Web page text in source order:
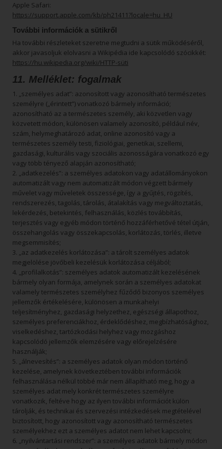
Apple Safari:
https://support.apple.com/kb/ph21411?locale=hu_HU
További információk a sütikről
Ha további részleteket szeretne megtudni a sütik működéséről,
akkor javasoljuk elolvasni a Wikipédia ide kapcsolódó szócikkét:
https://hu.wikipedia.org/wiki/HTTP-süti
11. Melléklet: fogalmak
1. „személyes adat”: azonosított vagy azonosítható természetes
személyre („érintett”) vonatkozó bármely információ;
azonosítható az a természetes személy, aki közvetlen vagy
közvetett módon, különösen valamely azonosító, például név,
szám, helymeghatározó adat, online azonosító vagy a
természetes személy testi, fiziológiai, genetikai, szellemi,
gazdasági, kulturális vagy szociális azonosságára vonatkozó egy
vagy több tényező alapján azonosítható;
2. „adatkezelés”: a személyes adatokon vagy adatállományokon
automatizált vagy nem automatizált módon végzett bármely
művelet vagy műveletek összessége, így a gyűjtés, rögzítés,
rendszerezés, tagolás, tárolás, átalakítás vagy megváltoztatás,
lekérdezés, betekintés, felhasználás, közlés továbbítás,
terjesztés vagy egyéb módon történő hozzáférhetővé tétel útján,
összehangolás vagy összekapcsolás, korlátozás, törlés, illetve
megsemmisítés;
3. „az adatkezelés korlátozása”: a tárolt személyes adatok
megjelölése jövőbeli kezelésük korlátozása céljából;
4. „profilalkotás”: személyes adatok automatizált kezelésének
bármely olyan formája, amelynek során a személyes adatokat
valamely természetes személyhez fűződő bizonyos személyes
jellemzők értékelésére, különösen a munkahelyi
teljesítményhez, gazdasági helyzethez, egészségi állapothoz,
személyes preferenciákhoz, érdeklődéshez, megbízhatósághoz,
viselkedéshez, tartózkodási helyhez vagy mozgáshoz
kapcsolódó jellemzők elemzésére vagy előrejelzésére
használják;
5. „álnevesítés”: a személyes adatok olyan módon történő
kezelése, amelynek következtében további információk
felhasználása nélkül többé már nem állapítható meg, hogy a
személyes adat mely konkrét természetes személyre
vonatkozik, feltéve hogy az ilyen további információt külön
tárolják, és technikai és szervezési intézkedések megtételével
biztosított, hogy azonosított vagy azonosítható természetes
személyekhez ezt a személyes adatot nem lehet kapcsolni;
6. „nyilvántartási rendszer”: a személyes adatok bármely módon